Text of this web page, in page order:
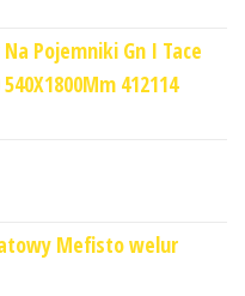
Pojemniki Gn I Tace
412114
Mefisto welur